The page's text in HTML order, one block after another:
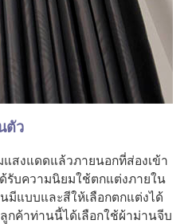
ตัว
สงแดดแล้วภายนอกที่ส่องเข้า
รับความนิยมใช้ตกแต่งภายใน
มีแบบและสีให้เลือกตกแต่งได้
กค้าท่านนี้ได้เลือกใช้ผ้าม่านจีบ